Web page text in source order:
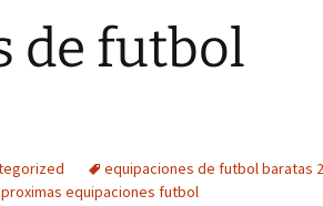
de futbol
equipaciones de futbol baratas
proximas equipaciones futbol